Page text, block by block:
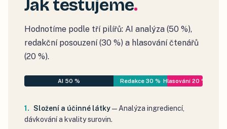
Jak testujeme
Hodnotíme podle tří pilířů: AI analýza (50 %),
redakční posouzení (30 %) a hlasování čtenářů
(20 %).
AI 50 % Redakce 30 % Hlasování 20 %
Složení a účinné látky— Analýza ingrediencí,
dávkování a kvality surovin.